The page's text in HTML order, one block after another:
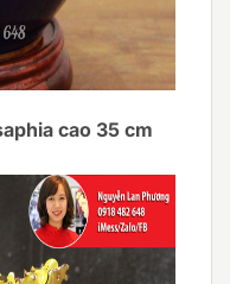
cao 35 cm